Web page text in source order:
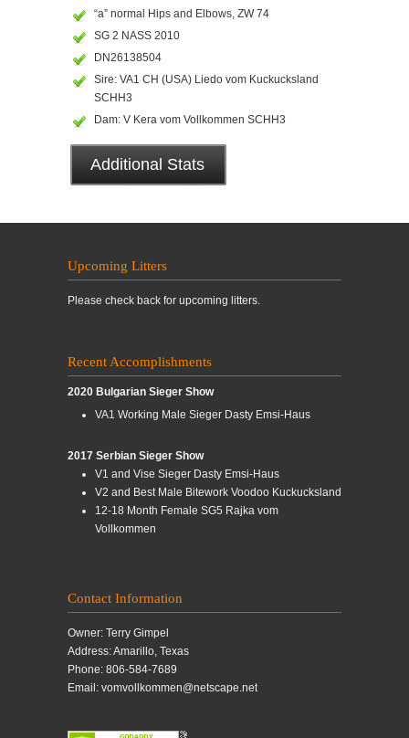
“a” normal Hips and Elbows, ZW 74
SG 2 NASS 2010
DN26138504
Sire: VA1 CH (USA) Liedo vom Kuckucksland
SCHH3
Dam: V Kera vom Vollkommen SCHH3
Additional Stats
Upcoming Litters
Please check back for upcoming litters.
Recent Accomplishments
2020 Bulgarian Sieger Show
VA1 Working Male Sieger Dasty Emsi-Haus
2017 Serbian Sieger Show
V1 and Vise Sieger Dasty Emsi-Haus
V2 and Best Male Bitework Voodoo Kuckucksland
12-18 Month Female SG5 Rajka vom
Vollkommen
Contact Information
Owner: Terry Gimpel
Address: Amarillo, Texas
Phone: 806-584-7689
Email: vomvollkommen@netscape.net